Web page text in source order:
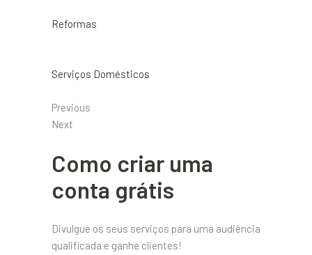
Reformas
Serviços Domésticos
Previous
Next
Como criar uma
conta grátis
Divulgue os seus serviços para uma audiência
qualificada e ganhe clientes!